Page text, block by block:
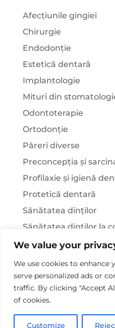
We value your
We use cookies to enhance
serve personalized ads or
traffic. By clicking "Accept
of cookies.
Customize
Afecțiunile gingiei
Chirurgie
Endodonție
Estetică dentară
Implantologie
Mituri din
Odontoterapie
Ortodonție
Păreri diverse
Preconcepția și
Profilaxie și igienă
Protetică dentară
Sănătatea dinților
Sănătatea dinților la
Știați că…?
Tratamentul
afecțiuni sistemice
Copywriting© 2025 -